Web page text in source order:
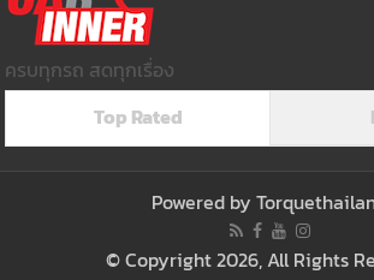
ครบทุกรถ สดทุกเรื่อง
Top Rated
Powered by
© Copyright 2026, All Rights